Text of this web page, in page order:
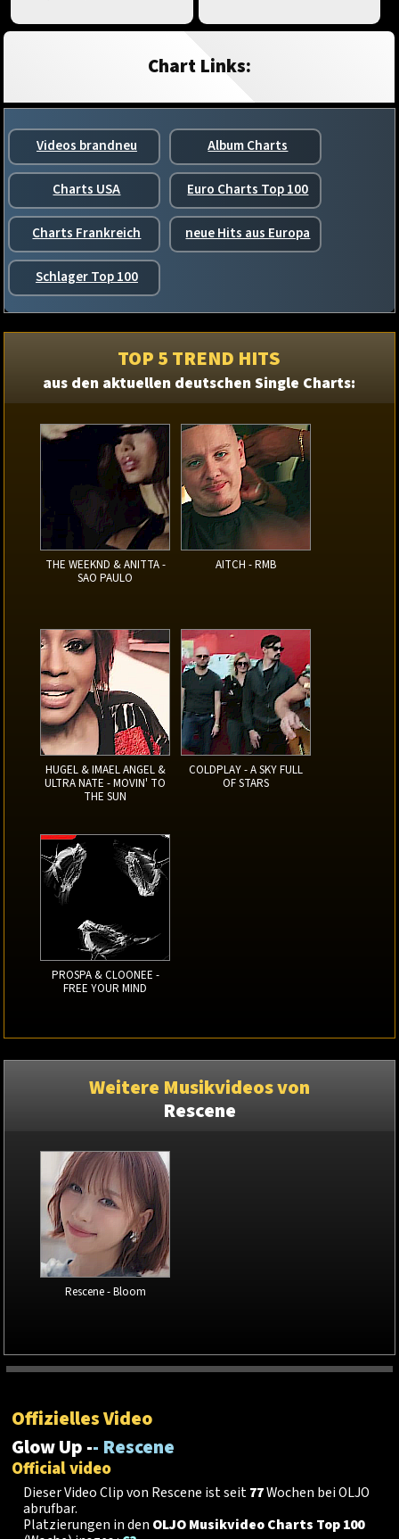
Chart Links:
Videos brandneu Album Charts
Charts USA Euro Charts Top 100
Charts Frankreich neue Hits aus Europa
Schlager Top 100
TOP 5 TREND HITS
aus den aktuellen deutschen Single Charts:
THE WEEKND & ANITTA -
SAO PAULO
AITCH - RMB
HUGEL & IMAEL ANGEL &
ULTRA NATE - MOVIN' TO
THE SUN
COLDPLAY - A SKY FULL
OF STARS
PROSPA & CLOONEE -
FREE YOUR MIND
Weitere Musikvideos von
Rescene
Rescene - Bloom
Offizielles Video
Glow Up -- Rescene
Official video
Dieser Video Clip von Rescene ist seit77Wochen bei OLJO
abrufbar.
Platzierungen in den OLJO Musikvideo Charts Top 100